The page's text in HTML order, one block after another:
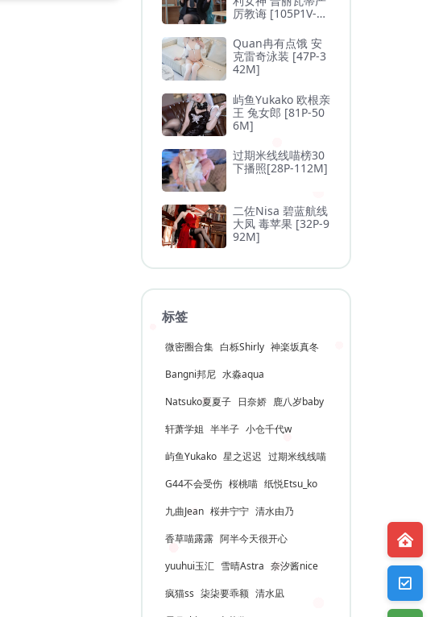
厉教诲 [105P1V-1.
Quan冉有点饿 安
克雷奇泳装 [47P-3
42M]
屿鱼Yukako 欧根亲
王 兔女郎 [81P-50
6M]
过期米线线喵榜30
下播照[28P-112M]
二佐Nisa 碧蓝航线
大凤 毒苹果 [32P-9
92M]
标签
微密圈合集 白栎Shirly 神楽坂真冬
Bangni邦尼 水淼aqua
Natsuko夏夏子 日奈娇 鹿八岁baby
轩萧学姐 半半子 小仓千代w
屿鱼Yukako 星之迟迟 过期米线线喵
G44不会受伤 桜桃喵 纸悦Etsu_ko
九曲Jean 桜井宁宁 清水由乃
香草喵露露 阿半今天很开心
yuuhui玉汇 雪晴Astra 奈汐酱nice
疯猫ss 柒柒要乖额 清水凪